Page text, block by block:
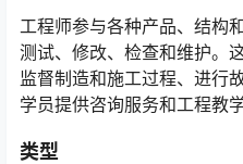
工程师参与各种产品、结构
测试、修改、检查和维护。
监督制造和施工过程、进行
学员提供咨询服务和工程教
类型